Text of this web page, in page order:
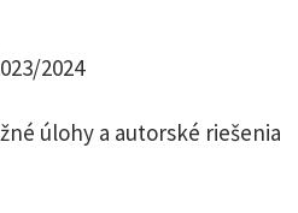
2024
úlohy a autorské riešenia